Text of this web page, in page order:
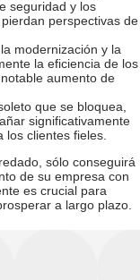
seguridad y los
perspectivas de
la modernización y la
la eficiencia de los
aumento de
que se bloquea,
significativamente
clientes fieles.
sólo conseguirá
de su empresa con
es crucial para
a largo plazo.